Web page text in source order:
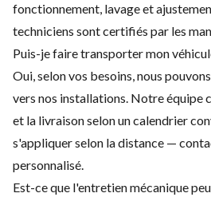
fonctionnement, lavage et
techniciens sont certifiés par les
Puis-je faire transporter mon
Oui, selon vos besoins, nous
vers nos installations. Notre équipe
et la livraison selon un calendrier
s'appliquer selon la distance —
personnalisé.
Est-ce que l'entretien mécanique